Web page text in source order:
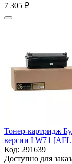
7 305 ₽
Тонер-картридж
версии LW71
Код: 291639
Доступно для